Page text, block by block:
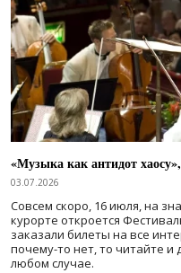
«Музыка как антидот
03.07.2026
Совсем скоро, 16 июля, на
курорте откроется
заказали билеты на все
почему-то нет, то читайте и
любом случае.